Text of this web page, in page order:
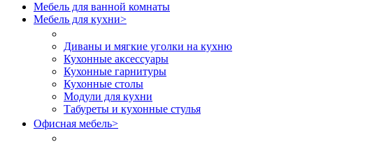
Мебель для ванной комнаты
Мебель для кухни>
Диваны и мягкие уголки на кухню
Кухонные аксессуары
Кухонные гарнитуры
Кухонные столы
Модули для кухни
Табуреты и кухонные стулья
Офисная мебель>